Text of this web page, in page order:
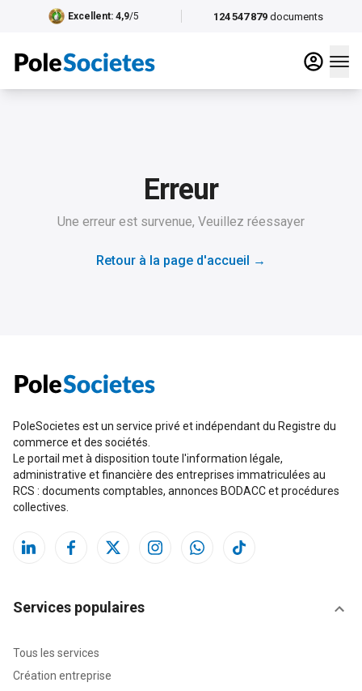
124 547 879 documents
Excellent: 4,9/5
Erreur
Une erreur est survenue, Veuillez réessayer
Retour à la page d'accueil →
PoleSocietes est un service privé et indépendant du Registre du
commerce et des sociétés.
Le portail met à disposition toute l'information légale,
administrative et financière des entreprises immatriculées au
RCS : documents comptables, annonces BODACC et procédures
collectives.
Services populaires
Tous les services
Création entreprise